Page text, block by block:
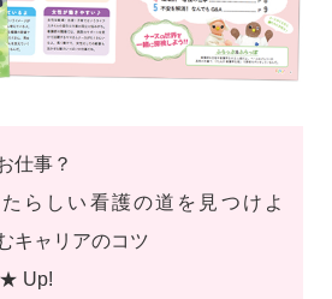
仕事？
らしい看護の道を見つけよ
キャリアのコツ
Up!